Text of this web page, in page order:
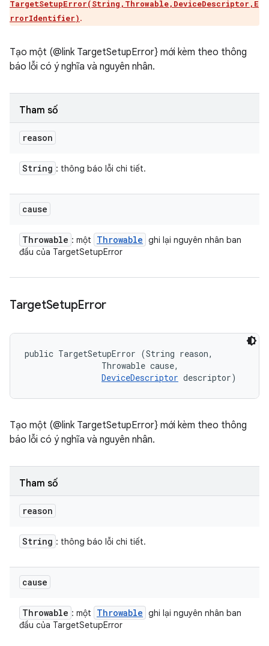
TargetSetupError(String,Throwable,DeviceDescriptor,E
rrorIdentifier).
Tạo một (@link TargetSetupError} mới kèm theo thông
báo lỗi có ý nghĩa và nguyên nhân.
Tham số
reason
String : thông báo lỗi chi tiết.
cause
Throwable : một Throwable ghi lại nguyên nhân ban
đầu của TargetSetupError
TargetSetupError
public TargetSetupError (String reason,
                Throwable cause,
DeviceDescriptor descriptor)
Tạo một (@link TargetSetupError} mới kèm theo thông
báo lỗi có ý nghĩa và nguyên nhân.
Tham số
reason
String : thông báo lỗi chi tiết.
cause
Throwable : một Throwable ghi lại nguyên nhân ban
đầu của TargetSetupError